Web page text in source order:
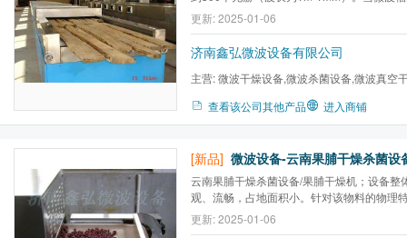
被反射的电磁波进入到物体内部与构成物体
互作用，对于不同的物质，微波能产生热效
效应等能量转换，从而产生热量达到加热干
更新: 2025-01-06
济南鑫弘微波设备有限公司
主营:微波干燥设备,微波杀菌设备,微波真空
查看该公司其他产品 进入商铺
[新品] 微波设备-云南果脯干燥杀菌设
云南果脯干燥杀菌设备/果脯干燥机；设备整
观、流畅，占地面积小。针对该物料的物理
体尺寸，使加热器内微波功率密度均匀，微
入，使物料加热更加均匀。
更新: 2025-01-06